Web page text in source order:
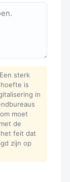
sterk
is
in
moet
de
feit dat
zijn op